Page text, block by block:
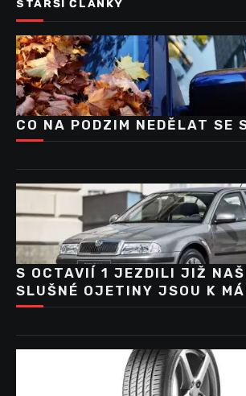
STARŠÍ ČLÁNKY
CO NA PODZIM NEDĚLAT SE
S OCTAVIÍ 1 JEZDILI JIŽ
SLUŠNÉ OJETINY JSOU K